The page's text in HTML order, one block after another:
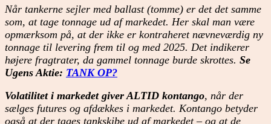
Når tankerne sejler med ballast (tomme) er det det samme
som, at tage tonnage ud af markedet. Her skal man være
opmærksom på, at der ikke er kontraheret nævneværdig ny
tonnage til levering frem til og med 2025. Det indikerer
højere fragtrater, da gammel tonnage burde skrottes. Se
Ugens Aktie: TANK OP?
Volatilitet i markedet giver ALTID kontango, når der
sælges futures og afdækkes i markedet. Kontango betyder
også at der tages tankskibe ud af markedet – og at de